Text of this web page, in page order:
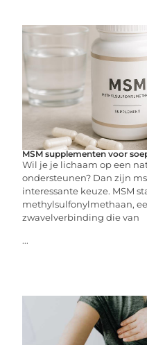
MSM supplementen voor
Wil je je lichaam op een
ondersteunen? Dan zijn
interessante keuze. MSM
methylsulfonylmethaan,
zwavelverbinding die van
...